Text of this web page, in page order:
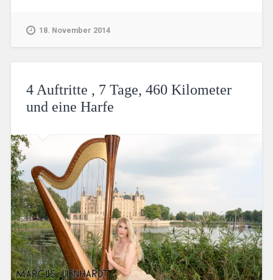
18. November 2014
4 Auftritte , 7 Tage, 460 Kilometer
und eine Harfe